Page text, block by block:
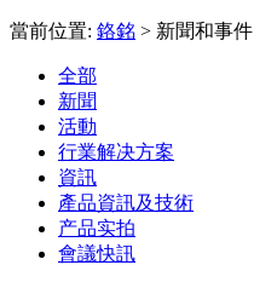
當前位置: 鉻銘 > 新聞和事件
全部
新聞
活動
行業解决方案
資訊
產品資訊及技術
产品实拍
會議快訊